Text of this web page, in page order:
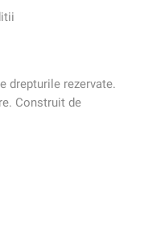
drepturile rezervate.
Construit de